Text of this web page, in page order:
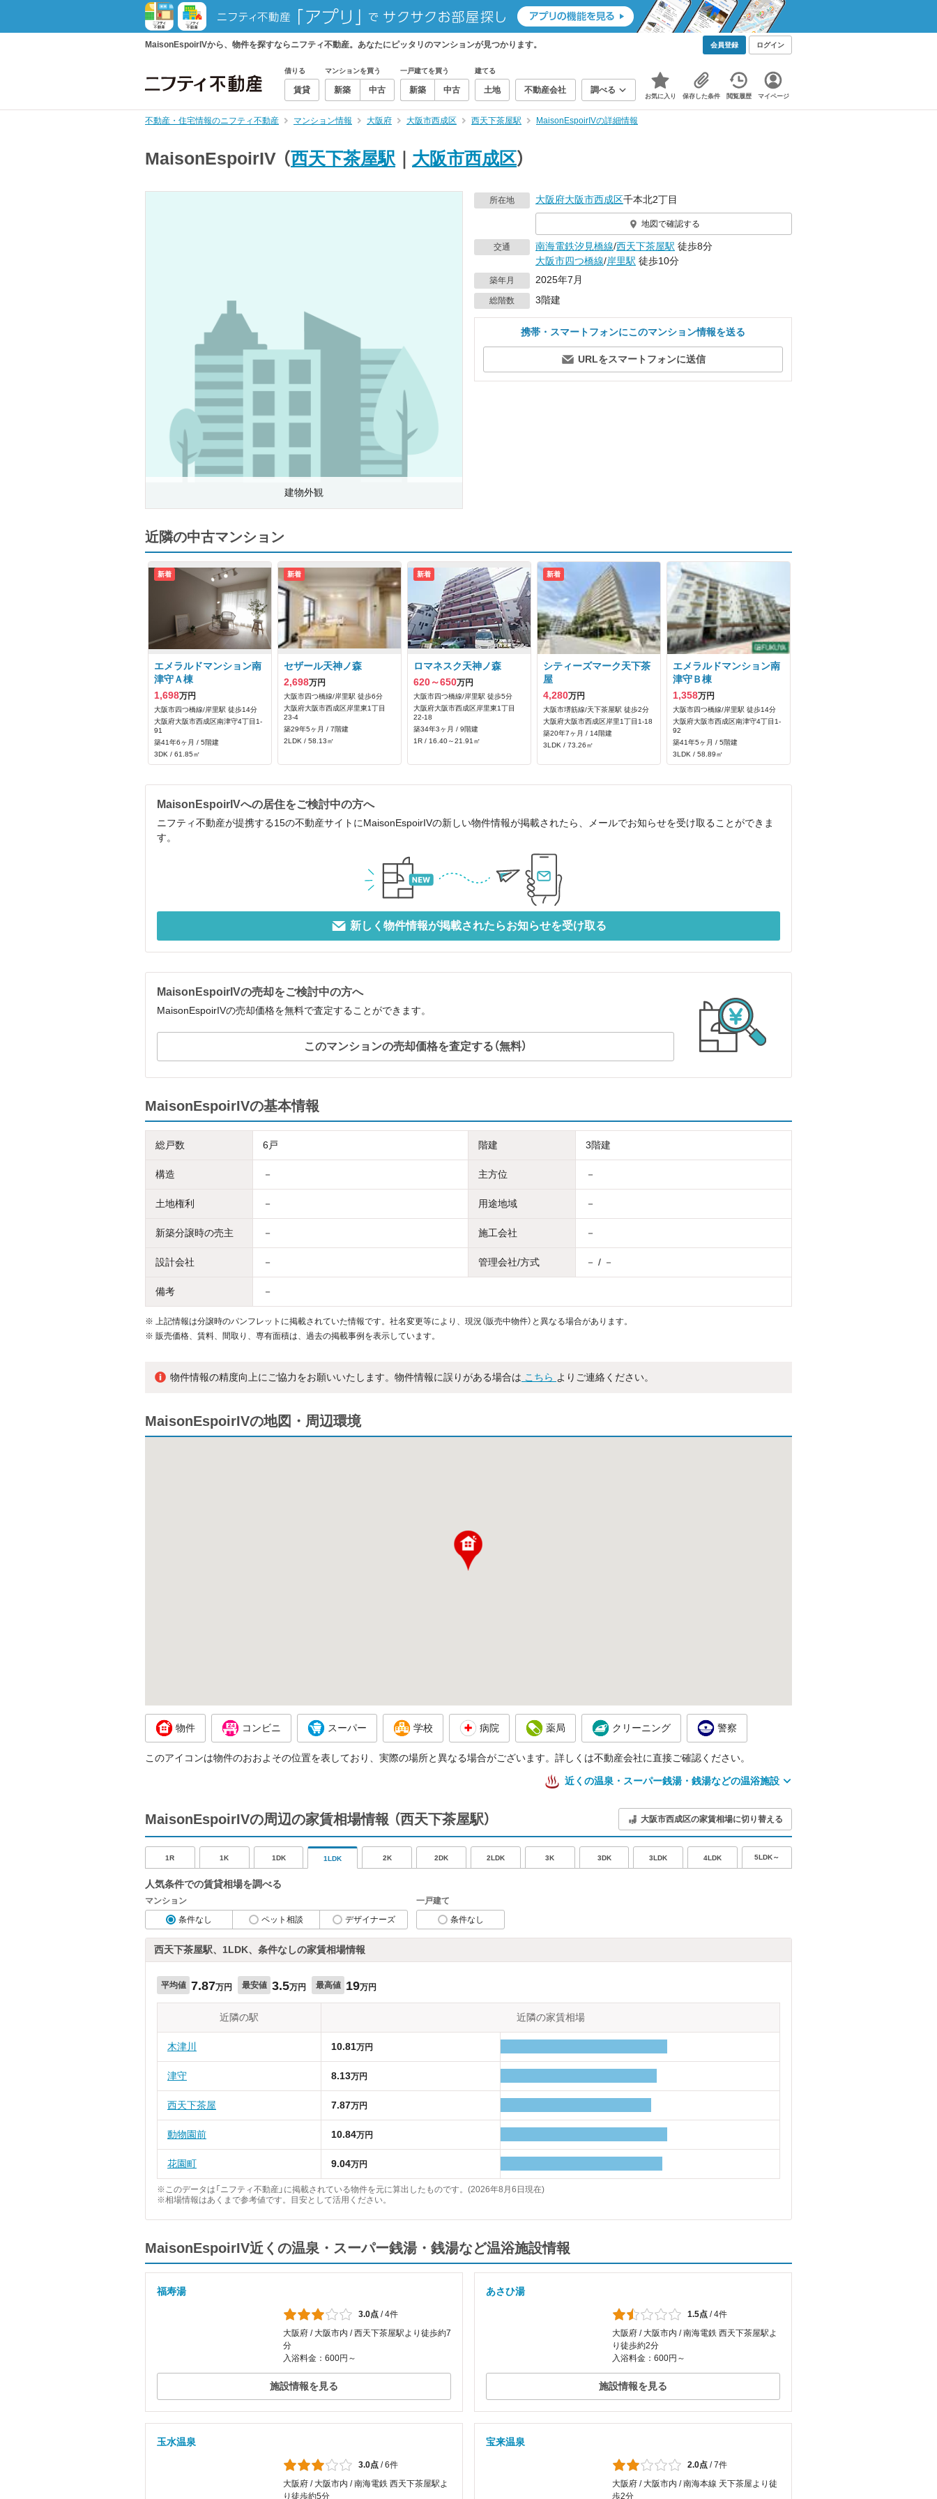
MaisonEspoirIVから、物件を探すならニフティ不動産。あなたにピッタリのマンションが見つかります。 会員登録 ログイン
借りる
賃貸
マンションを買う
新築 中古
一戸建てを買う
新築 中古
建てる
土地 不動産会社 調べる
お気に入り 保存した条件 閲覧履歴 マイページ
不動産・住宅情報のニフティ不動産 マンション情報 大阪府 大阪市西成区 西天下茶屋駅 MaisonEspoirIVの詳細情報
MaisonEspoirIV （西天下茶屋駅 大阪市西成区）
建物外観
所在地 大阪府大阪市西成区千本北2丁目
地図で確認する
交通 南海電鉄汐見橋線/西天下茶屋駅 徒歩8分
大阪市四つ橋線/岸里駅 徒歩10分
築年月 2025年7月
総階数 3階建
携帯・スマートフォンにこのマンション情報を送る
URLをスマートフォンに送信
近隣の中古マンション
新着
エメラルドマンション南
津守Ａ棟
1,698万円
大阪市四つ橋線/岸里駅 徒歩14分
大阪府大阪市西成区南津守4丁目1-
91
築41年6ヶ月 / 5階建
3DK / 61.85㎡
新着
セザール天神ノ森
2,698万円
大阪市四つ橋線/岸里駅 徒歩6分
大阪府大阪市西成区岸里東1丁目
23-4
築29年5ヶ月 / 7階建
2LDK / 58.13㎡
新着
ロマネスク天神ノ森
620～650万円
大阪市四つ橋線/岸里駅 徒歩5分
大阪府大阪市西成区岸里東1丁目
22-18
築34年3ヶ月 / 9階建
1R / 16.40～21.91㎡
新着
シティーズマーク天下茶
屋
4,280万円
大阪市堺筋線/天下茶屋駅 徒歩2分
大阪府大阪市西成区岸里1丁目1-18
築20年7ヶ月 / 14階建
3LDK / 73.26㎡
エメラルドマンション南
津守Ｂ棟
1,358万円
大阪市四つ橋線/岸里駅 徒歩14分
大阪府大阪市西成区南津守4丁目1-
92
築41年5ヶ月 / 5階建
3LDK / 58.89㎡
MaisonEspoirIVへの居住をご検討中の方へ
ニフティ不動産が提携する15の不動産サイトにMaisonEspoirIVの新しい物件情報が掲載されたら、メールでお知らせを受け取ることができま
す。
新しく物件情報が掲載されたらお知らせを受け取る
MaisonEspoirIVの売却をご検討中の方へ
MaisonEspoirIVの売却価格を無料で査定することができます。
このマンションの売却価格を査定する（無料）
MaisonEspoirIVの基本情報
総戸数 6戸 階建 3階建
構造 － 主方位 －
土地権利 － 用途地域 －
新築分譲時の売主 － 施工会社 －
設計会社 － 管理会社/方式 － / －
備考 －
※
上記情報は分譲時のパンフレットに掲載されていた情報です。社名変更等により、現況（販売中物件）と異なる場合があります。
※ 販売価格、賃料、間取り、専有面積は、過去の掲載事例を表示しています。
物件情報の精度向上にご協力をお願いいたします。物件情報に誤りがある場合は こちら よりご連絡ください。
MaisonEspoirIVの地図・周辺環境
物件 コンビニ スーパー 学校 病院 薬局 クリーニング 警察
このアイコンは物件のおおよその位置を表しており、実際の場所と異なる場合がございます。詳しくは不動産会社に直接ご確認ください。
近くの温泉・スーパー銭湯・銭湯などの温浴施設
MaisonEspoirIVの周辺の家賃相場情報 （西天下茶屋駅） 大阪市西成区の家賃相場に切り替える
1R 1K 1DK 1LDK 2K 2DK 2LDK 3K 3DK 3LDK 4LDK 5LDK～
人気条件での賃貸相場を調べる
マンション
条件なし
ペット相談 デザイナーズ
一戸建て
条件なし
西天下茶屋駅、1LDK、条件なしの家賃相場情報
平均値 7.87万円 最安値 3.5万円 最高値 19万円
近隣の駅 近隣の家賃相場
木津川 10.81万円
津守 8.13万円
西天下茶屋 7.87万円
動物園前 10.84万円
花園町 9.04万円
※このデータは「ニフティ不動産」に掲載されている物件を元に算出したものです。(2026年8月6日現在)
※相場情報はあくまで参考値です。目安として活用ください。
MaisonEspoirIV近くの温泉・スーパー銭湯・銭湯など温浴施設情報
福寿湯
3.0点 /4件
大阪府 / 大阪市内 / 西天下茶屋駅より徒歩約7
分
入浴料金：600円～
施設情報を見る
あさひ湯
1.5点 /4件
大阪府 / 大阪市内 / 南海電鉄 西天下茶屋駅よ
り徒歩約2分
入浴料金：600円～
施設情報を見る
玉水温泉
3.0点 /6件
大阪府 / 大阪市内 / 南海電鉄 西天下茶屋駅よ
り徒歩約5分
宝来温泉
2.0点 /7件
大阪府 / 大阪市内 / 南海本線 天下茶屋より徒
歩2分